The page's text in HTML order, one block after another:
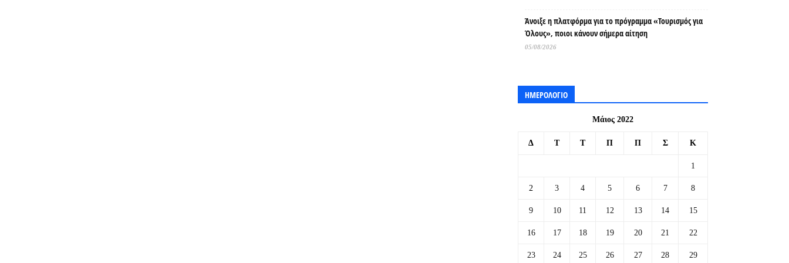
Άνοιξε η πλατφόρμα για το πρόγραμμα «Τουρισμός για
Όλους», ποιοι κάνουν σήμερα αίτηση
05/08/2026
ΗΜΕΡΟΛΟΓΙΟ
Μάιος 2022
Δ Τ Τ Π Π Σ Κ
1
2 3 4 5 6 7 8
9 10 11 12 13 14 15
16 17 18 19 20 21 22
23 24 25 26 27 28 29